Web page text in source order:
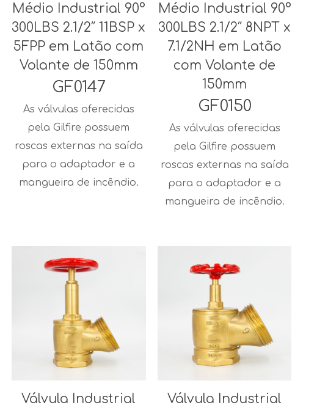
Médio Industrial 90°
300LBS 2.1/2″ 11BSP x
5FPP em Latão com
Volante de 150mm
GF0147
As válvulas oferecidas
pela Gilfire possuem
roscas externas na saída
para o adaptador e a
mangueira de incêndio.
Médio Industrial 90°
300LBS 2.1/2″ 8NPT x
7.1/2NH em Latão
com Volante de
150mm
GF0150
As válvulas oferecidas
pela Gilfire possuem
roscas externas na saída
para o adaptador e a
mangueira de incêndio.
Válvula Industrial
Válvula Industrial